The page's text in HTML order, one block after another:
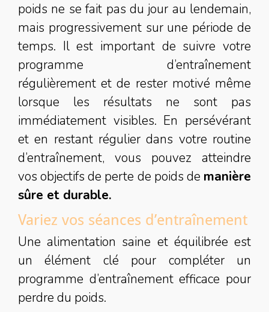
poids ne se fait pas du jour au lendemain,
mais progressivement sur une période de
temps. Il est important de suivre votre
programme d’entraînement
régulièrement et de rester motivé même
lorsque les résultats ne sont pas
immédiatement visibles. En persévérant
et en restant régulier dans votre routine
d’entraînement, vous pouvez atteindre
vos objectifs de perte de poids de manière
sûre et durable.
Variez vos séances d’entraînement
Une alimentation saine et équilibrée est
un élément clé pour compléter un
programme d’entraînement efficace pour
perdre du poids.